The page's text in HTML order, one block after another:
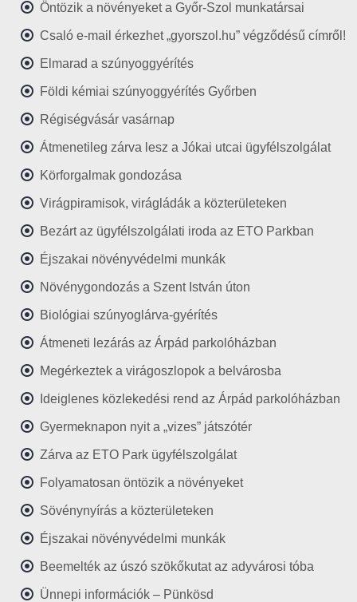
Öntözik a növényeket a Győr-Szol munkatársai
Csaló e-mail érkezhet „gyorszol.hu” végződésű címről!
Elmarad a szúnyoggyérítés
Földi kémiai szúnyoggyérítés Győrben
Régiségvásár vasárnap
Átmenetileg zárva lesz a Jókai utcai ügyfélszolgálat
Körforgalmak gondozása
Virágpiramisok, virágládák a közterületeken
Bezárt az ügyfélszolgálati iroda az ETO Parkban
Éjszakai növényvédelmi munkák
Növénygondozás a Szent István úton
Biológiai szúnyoglárva-gyérítés
Átmeneti lezárás az Árpád parkolóházban
Megérkeztek a virágoszlopok a belvárosba
Ideiglenes közlekedési rend az Árpád parkolóházban
Gyermeknapon nyit a „vizes” játszótér
Zárva az ETO Park ügyfélszolgálat
Folyamatosan öntözik a növényeket
Sövénynyírás a közterületeken
Éjszakai növényvédelmi munkák
Beemelték az úszó szökőkutat az adyvárosi tóba
Ünnepi információk – Pünkösd